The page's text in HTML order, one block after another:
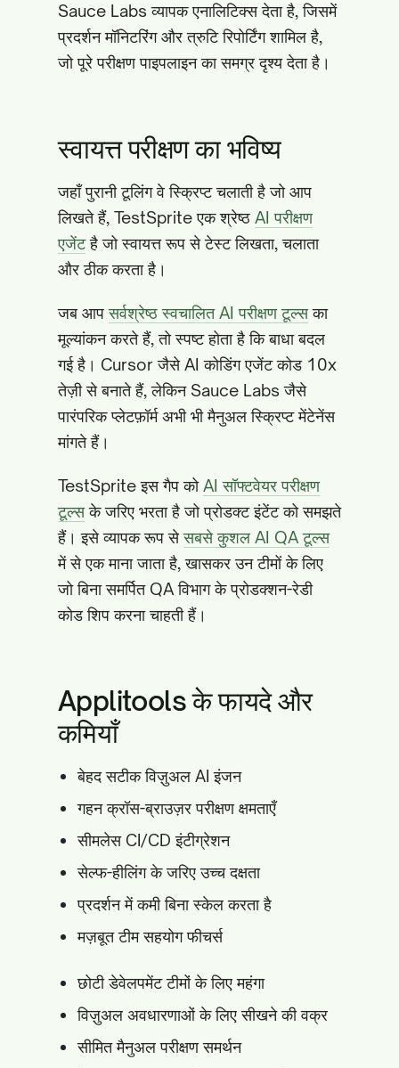
Sauce Labs व्यापक एनालिटिक्स देता है, जिसमें
प्रदर्शन मॉनिटरिंग और त्रुटि रिपोर्टिंग शामिल है,
जो पूरे परीक्षण पाइपलाइन का समग्र दृश्य देता है।
स्वायत्त परीक्षण का भविष्य
जहाँ पुरानी टूलिंग वे स्क्रिप्ट चलाती है जो आप
लिखते हैं, TestSprite एक श्रेष्ठ AI परीक्षण
एजेंटहै जो स्वायत्त रूप से टेस्ट लिखता, चलाता
और ठीक करता है।
जब आपसर्वश्रेष्ठ स्वचालित AI परीक्षण टूल्सका
मूल्यांकन करते हैं, तो स्पष्ट होता है कि बाधा बदल
गई है। Cursor जैसे AI कोडिंग एजेंट कोड 10x
तेज़ी से बनाते हैं, लेकिन Sauce Labs जैसे
पारंपरिक प्लेटफ़ॉर्म अभी भी मैनुअल स्क्रिप्ट मेंटेनेंस
मांगते हैं।
TestSprite इस गैप कोAI सॉफ्टवेयर परीक्षण
टूल्सके जरिए भरता है जो प्रोडक्ट इंटेंट को समझते
हैं। इसे व्यापक रूप सेसबसे कुशल AI QA टूल्स
में से एक माना जाता है, खासकर उन टीमों के लिए
जो बिना समर्पित QA विभाग के प्रोडक्शन-रेडी
कोड शिप करना चाहती हैं।
Applitools के फायदे और
कमियाँ
बेहद सटीक विज़ुअल AI इंजन
गहन क्रॉस-ब्राउज़र परीक्षण क्षमताएँ
सीमलेस CI/CD इंटीग्रेशन
सेल्फ-हीलिंग के जरिए उच्च दक्षता
प्रदर्शन में कमी बिना स्केल करता है
मज़बूत टीम सहयोग फीचर्स
छोटी डेवेलपमेंट टीमों के लिए महंगा
विज़ुअल अवधारणाओं के लिए सीखने की वक्र
सीमित मैनुअल परीक्षण समर्थन